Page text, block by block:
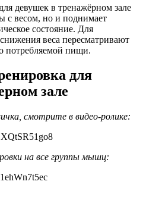
девушек в тренажёрном зале
с весом, но и поднимает
состояние. Для
веса пересматривают
потребляемой пищи.
для
зале
смотрите в видео-ролике:
на все группы мышц: